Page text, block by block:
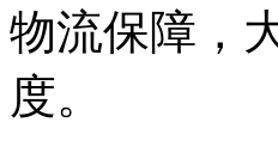
物流保障，
度。